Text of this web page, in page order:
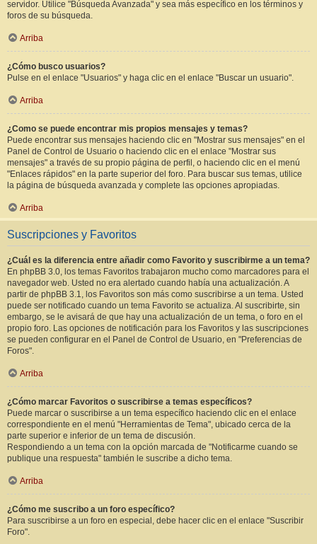
servidor. Utilice "Búsqueda Avanzada" y sea más específico en los términos y
foros de su búsqueda.
Arriba
¿Cómo busco usuarios?
Pulse en el enlace "Usuarios" y haga clic en el enlace "Buscar un usuario".
Arriba
¿Como se puede encontrar mis propios mensajes y temas?
Puede encontrar sus mensajes haciendo clic en "Mostrar sus mensajes" en el
Panel de Control de Usuario o haciendo clic en el enlace "Mostrar sus
mensajes" a través de su propio página de perfil, o haciendo clic en el menú
"Enlaces rápidos" en la parte superior del foro. Para buscar sus temas, utilice
la página de búsqueda avanzada y complete las opciones apropiadas.
Arriba
Suscripciones y Favoritos
¿Cuál es la diferencia entre añadir como Favorito y suscribirme a un tema?
En phpBB 3.0, los temas Favoritos trabajaron mucho como marcadores para el
navegador web. Usted no era alertado cuando había una actualización. A
partir de phpBB 3.1, los Favoritos son más como suscribirse a un tema. Usted
puede ser notificado cuando un tema Favorito se actualiza. Al suscribirte, sin
embargo, se le avisará de que hay una actualización de un tema, o foro en el
propio foro. Las opciones de notificación para los Favoritos y las suscripciones
se pueden configurar en el Panel de Control de Usuario, en "Preferencias de
Foros".
Arriba
¿Cómo marcar Favoritos o suscribirse a temas específicos?
Puede marcar o suscribirse a un tema específico haciendo clic en el enlace
correspondiente en el menú "Herramientas de Tema", ubicado cerca de la
parte superior e inferior de un tema de discusión.
Respondiendo a un tema con la opción marcada de "Notificarme cuando se
publique una respuesta" también le suscribe a dicho tema.
Arriba
¿Cómo me suscribo a un foro específico?
Para suscribirse a un foro en especial, debe hacer clic en el enlace "Suscribir
Foro".